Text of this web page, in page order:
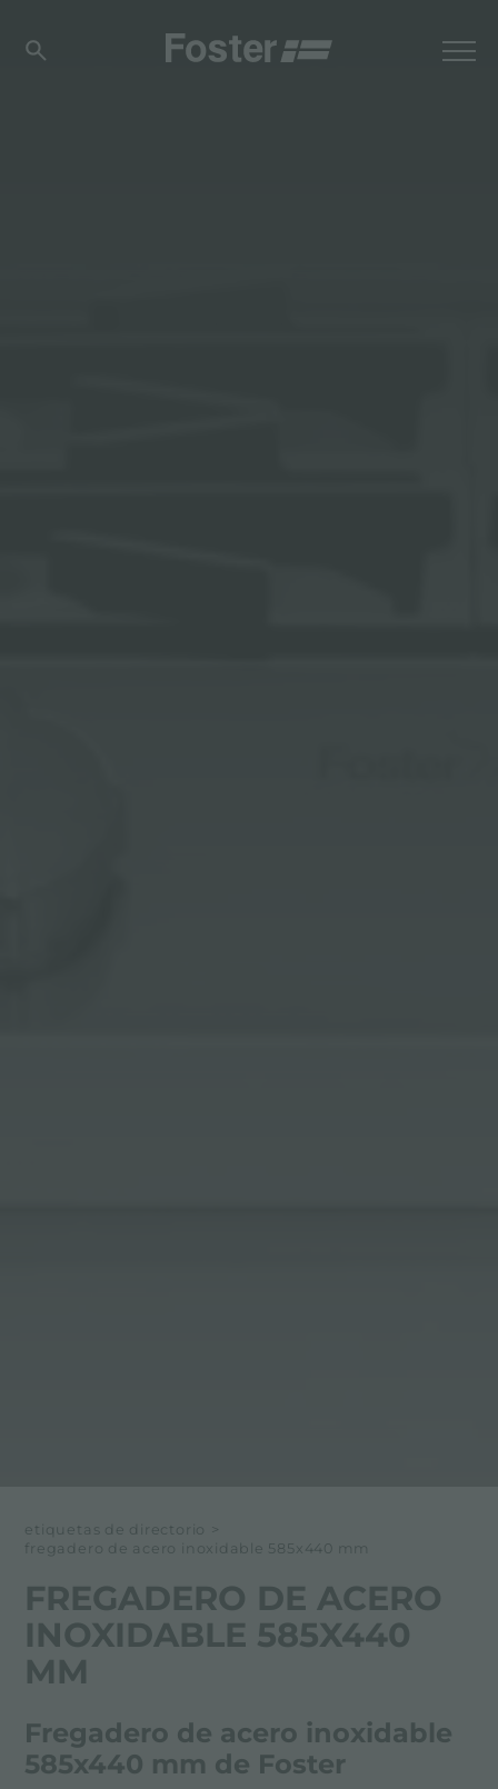
etiquetas de directorio
>
fregadero de acero inoxidable 585x440 mm
FREGADERO DE ACERO
INOXIDABLE 585X440
MM
Fregadero de acero inoxidable
585x440 mm de Foster